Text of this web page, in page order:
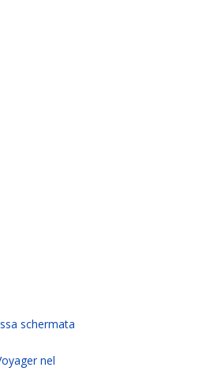
schermata
nel